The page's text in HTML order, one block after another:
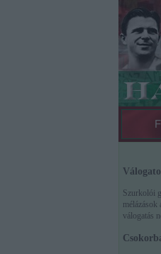
Szurkolói
mélázások
válogatás